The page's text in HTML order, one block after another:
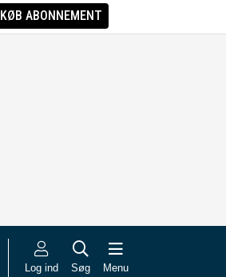
KØB ABONNEMENT
Log ind Søg Menu